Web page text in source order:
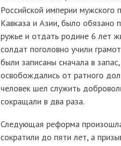
Российской империи мужского
Кавказа и Азии, было обязано
ружье и отдать родине 6 лет
солдат поголовно учили
были записаны сначала в
освобождались от ратного
человек шел служить
сокращали в два раза.
Следующая реформа
сократили до пяти лет, а